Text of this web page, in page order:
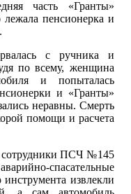
часть «Гранты»
лежала пенсионерка и
с ручника и
по всему, женщина
и попыталась
и «Гранты»
неравны. Смерть
помощи и расчета
сотрудники ПСЧ №145
спасательные
извлекли